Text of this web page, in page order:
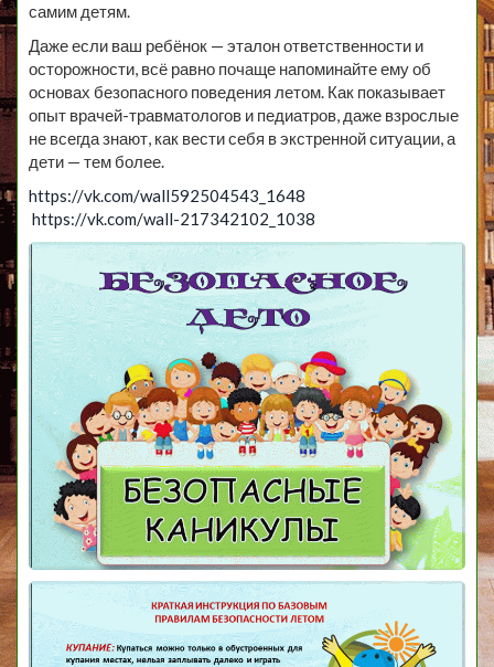
самим детям.
Даже если ваш ребёнок — эталон ответственности и
осторожности, всё равно почаще напоминайте ему об
основах безопасного поведения летом. Как показывает
опыт врачей-травматологов и педиатров, даже взрослые
не всегда знают, как вести себя в экстренной ситуации, а
дети — тем более.
https://vk.com/wall592504543_1648
https://vk.com/wall-217342102_1038